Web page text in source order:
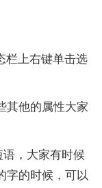
栏上右键单击选
其他的属性大家
语，大家有时候
字的时候，可以